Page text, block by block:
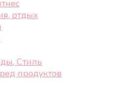
отдых
Стиль
продуктов